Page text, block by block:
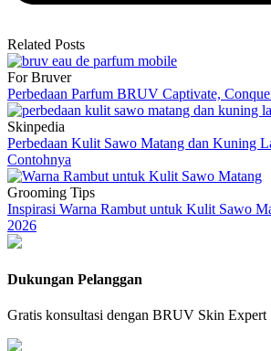
Related Posts
For Bruver
Perbedaan Parfum BRUV Captivate,
Skinpedia
Perbedaan Kulit Sawo Matang dan Kuning
Contohnya
Grooming Tips
Inspirasi Warna Rambut untuk Kulit Sawo
2026
Dukungan Pelanggan
Gratis konsultasi dengan BRUV Skin Expert